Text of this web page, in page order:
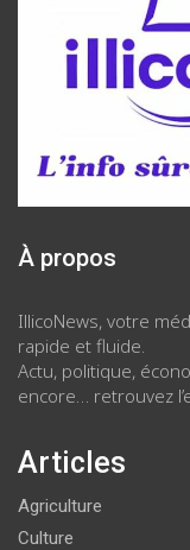
À propos
IllicoNews, votre
rapide et fluide.
Actu, politique,
encore… retrouvez
Articles
Agriculture
Culture